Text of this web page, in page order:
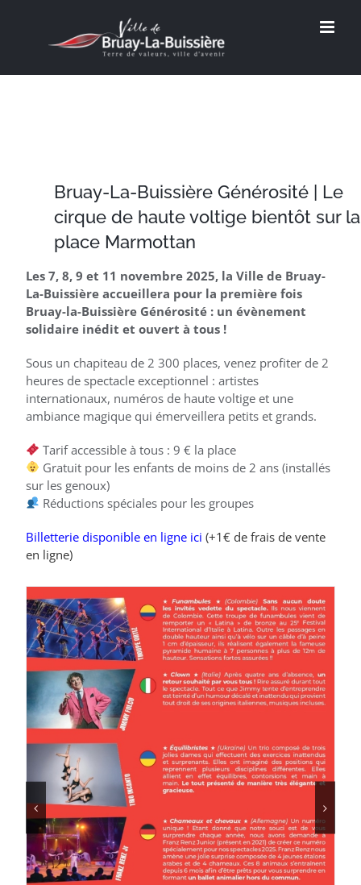
Bruay-La-Buissière Générosité | Le
cirque de haute voltige bientôt sur la
place Marmottan
Les 7, 8, 9 et 11 novembre 2025, la Ville de Bruay-
La-Buissière accueillera pour la première fois
Bruay-la-Buissière Générosité : un évènement
solidaire inédit et ouvert à tous !
Sous un chapiteau de 2 300 places, venez profiter de 2
heures de spectacle exceptionnel : artistes
internationaux, numéros de haute voltige et une
ambiance magique qui émerveillera petits et grands.
Tarif accessible à tous : 9 € la place
Gratuit pour les enfants de moins de 2 ans (installés
sur les genoux)
Réductions spéciales pour les groupes
Billetterie disponible en ligne ici (+1€ de frais de vente
en ligne)